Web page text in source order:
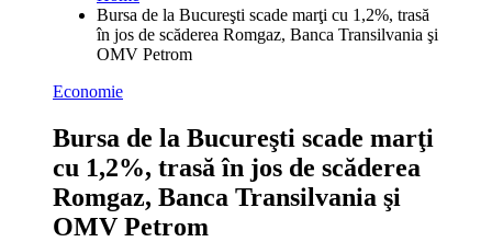
Bursa de la Bucureşti scade marţi cu 1,2%, trasă
în jos de scăderea Romgaz, Banca Transilvania şi
OMV Petrom
Economie
Bursa de la Bucureşti scade marţi
cu 1,2%, trasă în jos de scăderea
Romgaz, Banca Transilvania şi
OMV Petrom